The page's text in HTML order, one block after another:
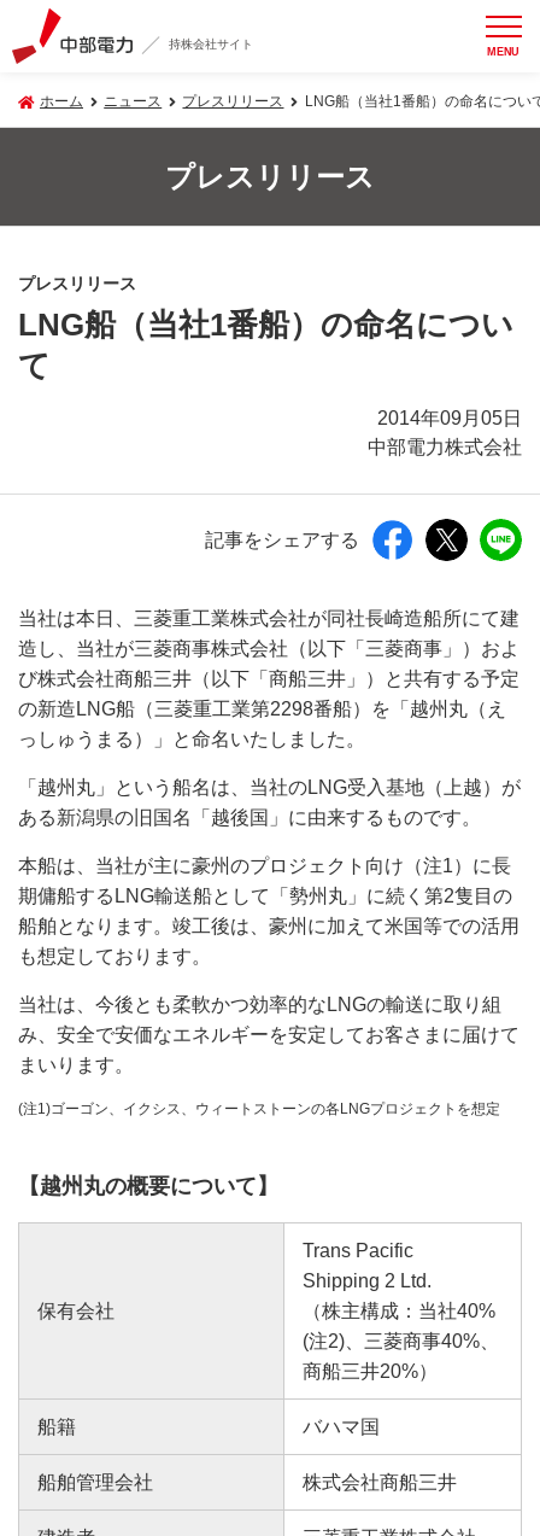
持株会社サイト MENU
ホーム ニュース プレスリリース LNG船（当社1番船）の命名につい
プレスリリース
プレスリリース
LNG船（当社1番船）の命名につい
て
2014年09月05日
中部電力株式会社
記事をシェアする
当社は本日、三菱重工業株式会社が同社長崎造船所にて建
造し、当社が三菱商事株式会社（以下「三菱商事」）およ
び株式会社商船三井（以下「商船三井」）と共有する予定
の新造LNG船（三菱重工業第2298番船）を「越州丸（え
っしゅうまる）」と命名いたしました。
「越州丸」という船名は、当社のLNG受入基地（上越）が
ある新潟県の旧国名「越後国」に由来するものです。
本船は、当社が主に豪州のプロジェクト向け（注1）に長
期傭船するLNG輸送船として「勢州丸」に続く第2隻目の
船舶となります。竣工後は、豪州に加えて米国等での活用
も想定しております。
当社は、今後とも柔軟かつ効率的なLNGの輸送に取り組
み、安全で安価なエネルギーを安定してお客さまに届けて
まいります。
(注1)ゴーゴン、イクシス、ウィートストーンの各LNGプロジェクトを想定
【越州丸の概要について】
保有会社
Trans Pacific
Shipping 2 Ltd.
（株主構成：当社40%
(注2)、三菱商事40%、
商船三井20%）
船籍 バハマ国
船舶管理会社 株式会社商船三井